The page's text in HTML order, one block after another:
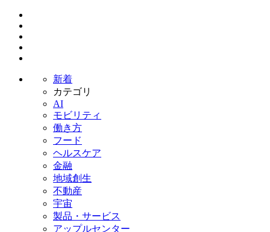
新着
カテゴリ
AI
モビリティ
働き方
フード
ヘルスケア
金融
地域創生
不動産
宇宙
製品・サービス
アップルセンター